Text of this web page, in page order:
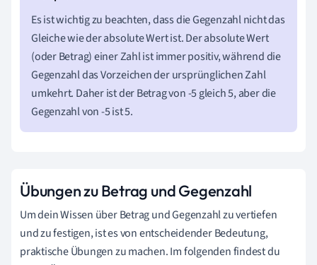
Es ist wichtig zu beachten, dass die Gegenzahl nicht das
Gleiche wie der absolute Wert ist. Der absolute Wert
(oder Betrag) einer Zahl ist immer positiv, während die
Gegenzahl das Vorzeichen der ursprünglichen Zahl
umkehrt. Daher ist der Betrag von -5 gleich 5, aber die
Gegenzahl von -5 ist 5.
Übungen zu Betrag und Gegenzahl
Um dein Wissen über Betrag und Gegenzahl zu vertiefen
und zu festigen, ist es von entscheidender Bedeutung,
praktische Übungen zu machen. Im folgenden findest du